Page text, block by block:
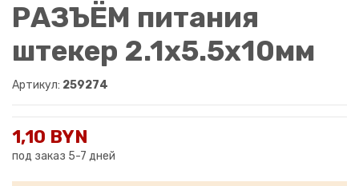
РАЗЪЁМ питания
штекер 2.1х5.5x10мм
Артикул: 259274
1,10 BYN
под заказ 5-7 дней